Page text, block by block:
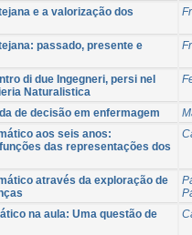
e a valorização dos
passado, presente e
di due Ingegneri, persi nel
Naturalistica
de decisão em enfermagem
aos seis anos:
das representações dos
através da exploração de
na aula: Uma questão de